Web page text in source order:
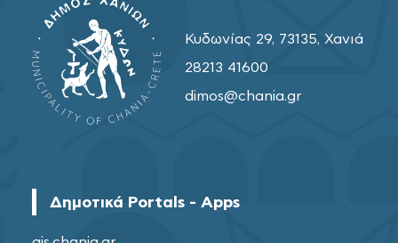
Κυδωνίας 29, 73135, Χανιά
28213 41600
dimos@chania.gr
Δημοτικά Portals - Apps